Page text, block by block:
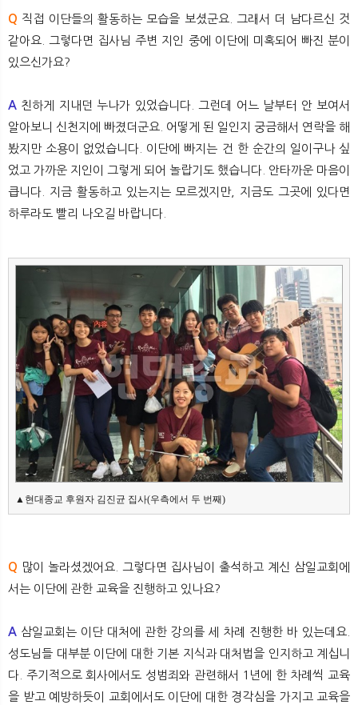
Q 직접 이단들의 활동하는 모습을 보셨군요. 그래서 더 남다르신 것
같아요. 그렇다면 집사님 주변 지인 중에 이단에 미혹되어 빠진 분이
있으신가요?
A 친하게 지내던 누나가 있었습니다. 그런데 어느 날부터 안 보여서
알아보니 신천지에 빠졌더군요. 어떻게 된 일인지 궁금해서 연락을 해
봤지만 소용이 없었습니다. 이단에 빠지는 건 한 순간의 일이구나 싶
었고 가까운 지인이 그렇게 되어 놀랍기도 했습니다. 안타까운 마음이
큽니다. 지금 활동하고 있는지는 모르겠지만, 지금도 그곳에 있다면
하루라도 빨리 나오길 바랍니다.
▲현대종교 후원자 김진균 집사(우측에서 두 번째)
Q 많이 놀라셨겠어요. 그렇다면 집사님이 출석하고 계신 삼일교회에
서는 이단에 관한 교육을 진행하고 있나요?
A 삼일교회는 이단 대처에 관한 강의를 세 차례 진행한 바 있는데요.
성도님들 대부분 이단에 대한 기본 지식과 대처법을 인지하고 계십니
다. 주기적으로 회사에서도 성범죄와 관련해서 1년에 한 차례씩 교육
을 받고 예방하듯이 교회에서도 이단에 대한 경각심을 가지고 교육을